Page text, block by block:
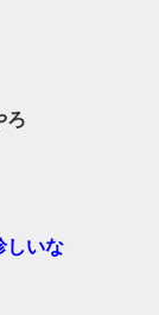
ろ
しいな